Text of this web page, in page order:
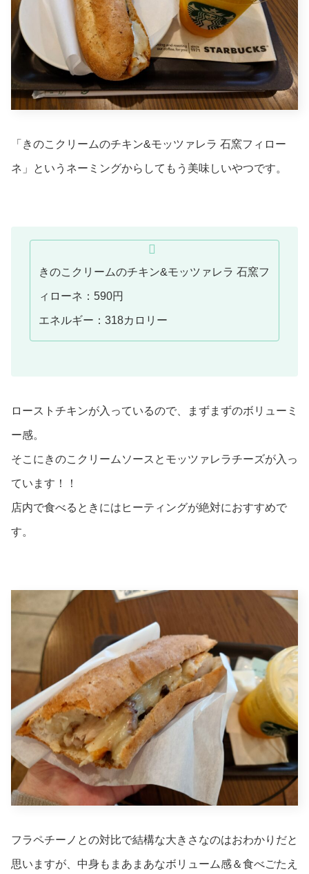
「きのこクリームのチキン&モッツァレラ 石窯フィロー
ネ」というネーミングからしてもう美味しいやつです。
きのこクリームのチキン&モッツァレラ 石窯フ
ィローネ：590円
エネルギー：318カロリー
ローストチキンが入っているので、まずまずのボリューミ
ー感。
そこにきのこクリームソースとモッツァレラチーズが入っ
ています！！
店内で食べるときにはヒーティングが絶対におすすめで
す。
フラペチーノとの対比で結構な大きさなのはおわかりだと
思いますが、中身もまあまあなボリューム感＆食べごたえ